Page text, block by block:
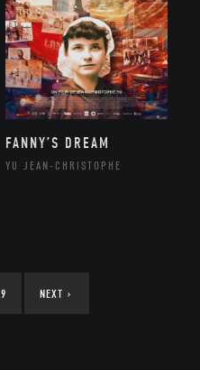
FANNY’S DREAM
YU JEAN-CHRISTOPHE
9 NEXT ›